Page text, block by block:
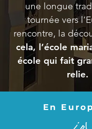
une longue
tournée vers
rencontre, la
cela, l’école
école qui fait
relie.
En